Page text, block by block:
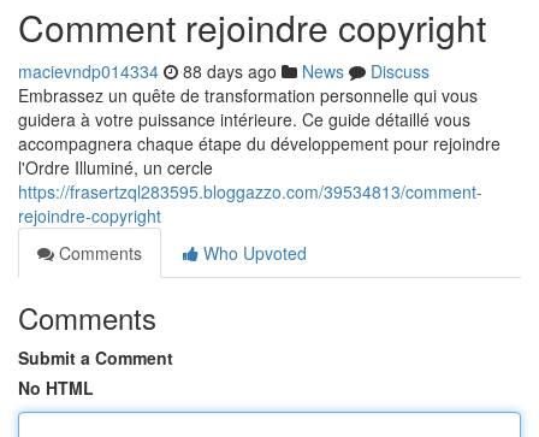
Comment rejoindre copyright
macievndp014334 88 days ago News
Discuss
Embrassez un quête de transformation personnelle qui vous
guidera à votre puissance intérieure. Ce guide détaillé vous
accompagnera chaque étape du développement pour rejoindre
l'Ordre Illuminé, un cercle
https://frasertzql283595.bloggazzo.com/39534813/comment-
rejoindre-copyright
Comments
Who Upvoted
Comments
Submit a Comment
No HTML